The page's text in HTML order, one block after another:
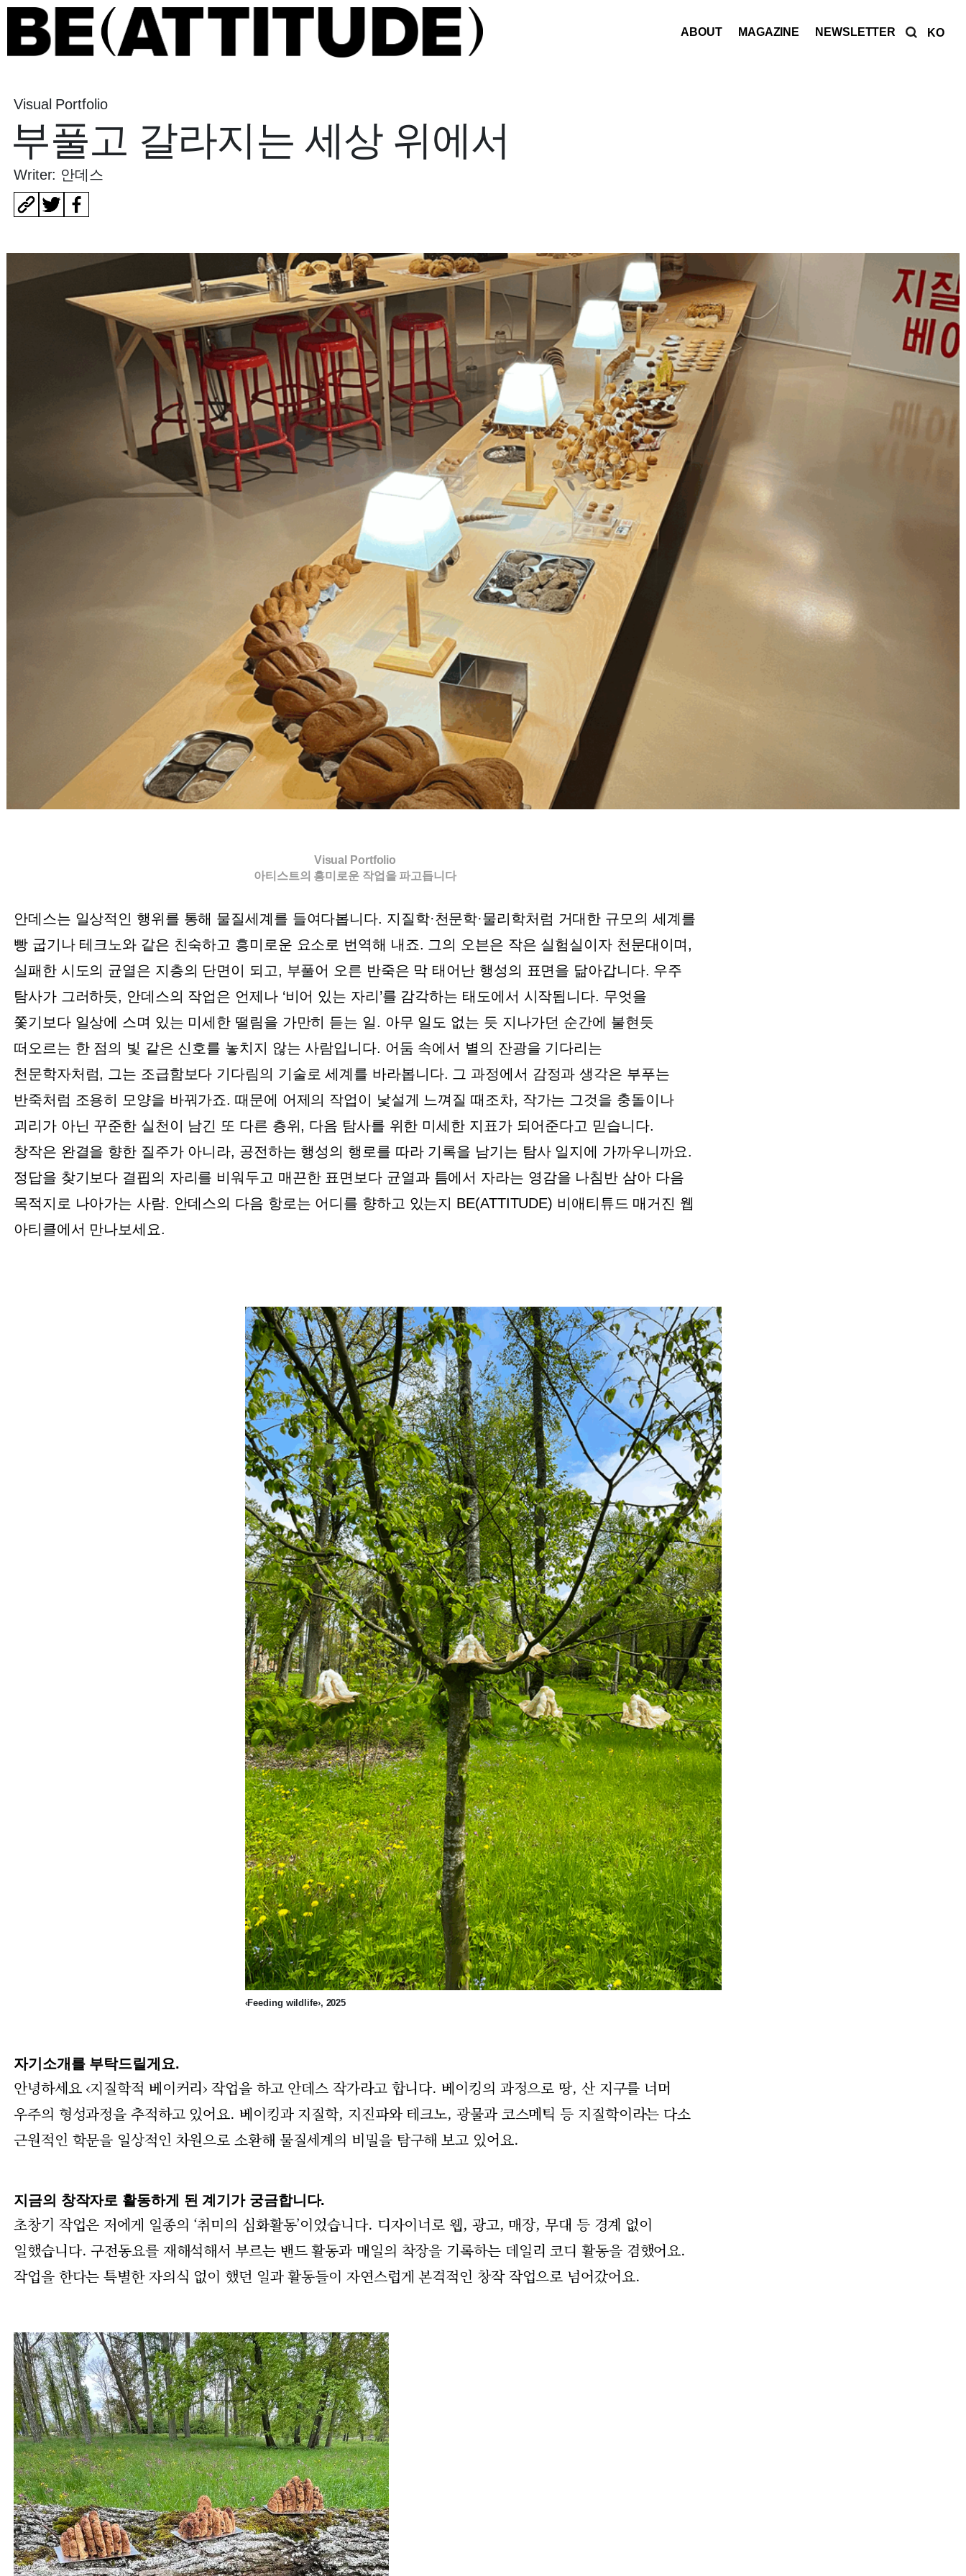
ABOUT MAGAZINE NEWSLETTER KO
Visual Portfolio
부풀고 갈라지는 세상 위에서
Writer: 안데스
Visual Portfolio
아티스트의 흥미로운 작업을 파고듭니다
안데스는 일상적인 행위를 통해 물질세계를 들여다봅니다. 지질학·천문학·물리학처럼 거대한 규모의 세계를
빵 굽기나 테크노와 같은 친숙하고 흥미로운 요소로 번역해 내죠. 그의 오븐은 작은 실험실이자 천문대이며,
실패한 시도의 균열은 지층의 단면이 되고, 부풀어 오른 반죽은 막 태어난 행성의 표면을 닮아갑니다. 우주
탐사가 그러하듯, 안데스의 작업은 언제나 ‘비어 있는 자리’를 감각하는 태도에서 시작됩니다. 무엇을
쫓기보다 일상에 스며 있는 미세한 떨림을 가만히 듣는 일. 아무 일도 없는 듯 지나가던 순간에 불현듯
떠오르는 한 점의 빛 같은 신호를 놓치지 않는 사람입니다. 어둠 속에서 별의 잔광을 기다리는
천문학자처럼, 그는 조급함보다 기다림의 기술로 세계를 바라봅니다. 그 과정에서 감정과 생각은 부푸는
반죽처럼 조용히 모양을 바꿔가죠. 때문에 어제의 작업이 낯설게 느껴질 때조차, 작가는 그것을 충돌이나
괴리가 아닌 꾸준한 실천이 남긴 또 다른 층위, 다음 탐사를 위한 미세한 지표가 되어준다고 믿습니다.
창작은 완결을 향한 질주가 아니라, 공전하는 행성의 행로를 따라 기록을 남기는 탐사 일지에 가까우니까요.
정답을 찾기보다 결핍의 자리를 비워두고 매끈한 표면보다 균열과 틈에서 자라는 영감을 나침반 삼아 다음
목적지로 나아가는 사람. 안데스의 다음 항로는 어디를 향하고 있는지 BE(ATTITUDE) 비애티튜드 매거진 웹
아티클에서 만나보세요.
‹Feeding wildlife›, 2025
자기소개를 부탁드릴게요.
안녕하세요 ‹지질학적 베이커리› 작업을 하고 안데스 작가라고 합니다. 베이킹의 과정으로 땅, 산 지구를 너머
우주의 형성과정을 추적하고 있어요. 베이킹과 지질학, 지진파와 테크노, 광물과 코스메틱 등 지질학이라는 다소
근원적인 학문을 일상적인 차원으로 소환해 물질세계의 비밀을 탐구해 보고 있어요.
지금의 창작자로 활동하게 된 계기가 궁금합니다.
초창기 작업은 저에게 일종의 ‘취미의 심화활동’이었습니다. 디자이너로 웹, 광고, 매장, 무대 등 경계 없이
일했습니다. 구전동요를 재해석해서 부르는 밴드 활동과 매일의 착장을 기록하는 데일리 코디 활동을 겸했어요.
작업을 한다는 특별한 자의식 없이 했던 일과 활동들이 자연스럽게 본격적인 창작 작업으로 넘어갔어요.